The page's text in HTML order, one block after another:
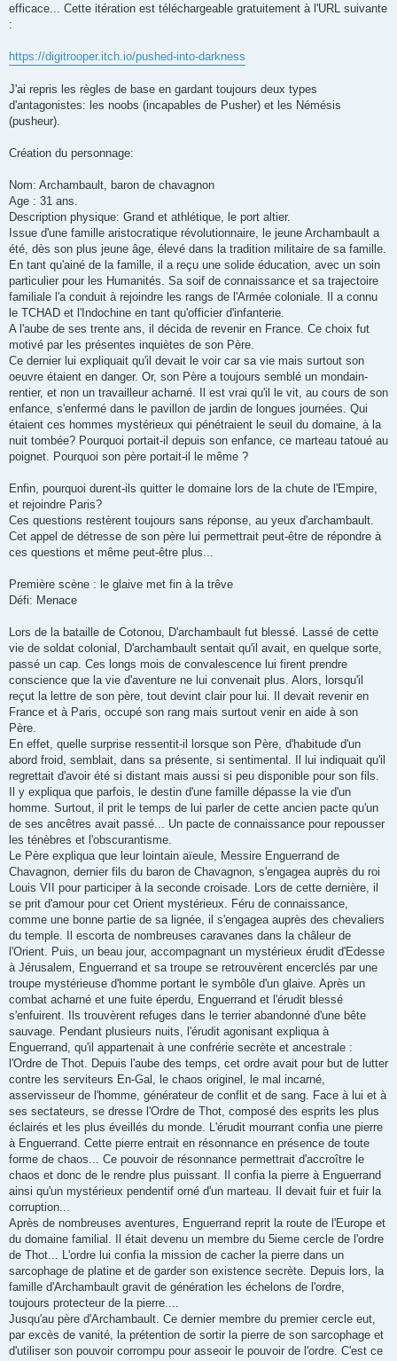
efficace... Cette itération est téléchargeable gratuitement à l'URL suivante
:
https://digitrooper.itch.io/pushed-into-darkness
J'ai repris les règles de base en gardant toujours deux types
d'antagonistes: les noobs (incapables de Pusher) et les Némésis
(pusheur).
Création du personnage:
Nom: Archambault, baron de chavagnon
Age : 31 ans.
Description physique: Grand et athlétique, le port altier.
Issue d'une famille aristocratique révolutionnaire, le jeune Archambault a
été, dès son plus jeune âge, élevé dans la tradition militaire de sa famille.
En tant qu'ainé de la famille, il a reçu une solide éducation, avec un soin
particulier pour les Humanités. Sa soif de connaissance et sa trajectoire
familiale l'a conduit à rejoindre les rangs de l'Armée coloniale. Il a connu
le TCHAD et l'Indochine en tant qu'officier d'infanterie.
A l'aube de ses trente ans, il décida de revenir en France. Ce choix fut
motivé par les présentes inquiètes de son Père.
Ce dernier lui expliquait qu'il devait le voir car sa vie mais surtout son
oeuvre étaient en danger. Or, son Père a toujours semblé un mondain-
rentier, et non un travailleur acharné. Il est vrai qu'il le vit, au cours de son
enfance, s'enfermé dans le pavillon de jardin de longues journées. Qui
étaient ces hommes mystérieux qui pénétraient le seuil du domaine, à la
nuit tombée? Pourquoi portait-il depuis son enfance, ce marteau tatoué au
poignet. Pourquoi son père portait-il le même ?
Enfin, pourquoi durent-ils quitter le domaine lors de la chute de l'Empire,
et rejoindre Paris?
Ces questions restèrent toujours sans réponse, au yeux d'archambault.
Cet appel de détresse de son père lui permettrait peut-être de répondre à
ces questions et même peut-être plus...
Première scène : le glaive met fin à la trêve
Défi: Menace
Lors de la bataille de Cotonou, D'archambault fut blessé. Lassé de cette
vie de soldat colonial, D'archambault sentait qu'il avait, en quelque sorte,
passé un cap. Ces longs mois de convalescence lui firent prendre
conscience que la vie d'aventure ne lui convenait plus. Alors, lorsqu'il
reçut la lettre de son père, tout devint clair pour lui. Il devait revenir en
France et à Paris, occupé son rang mais surtout venir en aide à son
Père.
En effet, quelle surprise ressentit-il lorsque son Père, d'habitude d'un
abord froid, semblait, dans sa présente, si sentimental. Il lui indiquait qu'il
regrettait d'avoir été si distant mais aussi si peu disponible pour son fils.
Il y expliqua que parfois, le destin d'une famille dépasse la vie d'un
homme. Surtout, il prit le temps de lui parler de cette ancien pacte qu'un
de ses ancêtres avait passé... Un pacte de connaissance pour repousser
les ténèbres et l'obscurantisme.
Le Père expliqua que leur lointain aïeule, Messire Enguerrand de
Chavagnon, dernier fils du baron de Chavagnon, s'engagea auprès du roi
Louis VII pour participer à la seconde croisade. Lors de cette dernière, il
se prit d'amour pour cet Orient mystérieux. Féru de connaissance,
comme une bonne partie de sa lignée, il s'engagea auprès des chevaliers
du temple. Il escorta de nombreuses caravanes dans la châleur de
l'Orient. Puis, un beau jour, accompagnant un mystérieux érudit d'Edesse
à Jérusalem, Enguerrand et sa troupe se retrouvèrent encerclés par une
troupe mystérieuse d'homme portant le symbôle d'un glaive. Après un
combat acharné et une fuite éperdu, Enguerrand et l'érudit blessé
s'enfuirent. Ils trouvèrent refuges dans le terrier abandonné d'une bête
sauvage. Pendant plusieurs nuits, l'érudit agonisant expliqua à
Enguerrand, qu'il appartenait à une confrérie secrète et ancestrale :
l'Ordre de Thot. Depuis l'aube des temps, cet ordre avait pour but de lutter
contre les serviteurs En-Gal, le chaos originel, le mal incarné,
asservisseur de l'homme, générateur de conflit et de sang. Face à lui et à
ses sectateurs, se dresse l'Ordre de Thot, composé des esprits les plus
éclairés et les plus éveillés du monde. L'érudit mourrant confia une pierre
à Enguerrand. Cette pierre entrait en résonnance en présence de toute
forme de chaos... Ce pouvoir de résonnance permettrait d'accroître le
chaos et donc de le rendre plus puissant. Il confia la pierre à Enguerrand
ainsi qu'un mystérieux pendentif orné d'un marteau. Il devait fuir et fuir la
corruption...
Après de nombreuses aventures, Enguerrand reprit la route de l'Europe et
du domaine familial. Il était devenu un membre du 5ieme cercle de l'ordre
de Thot... L'ordre lui confia la mission de cacher la pierre dans un
sarcophage de platine et de garder son existence secrète. Depuis lors, la
famille d'Archambault gravit de génération les échelons de l'ordre,
toujours protecteur de la pierre....
Jusqu'au père d'Archambault. Ce dernier membre du premier cercle eut,
par excès de vanité, la prétention de sortir la pierre de son sarcophage et
d'utiliser son pouvoir corrompu pour asseoir le pouvoir de l'ordre. C'est ce